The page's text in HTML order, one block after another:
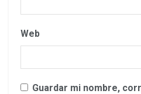
Web
Guardar mi nombre,